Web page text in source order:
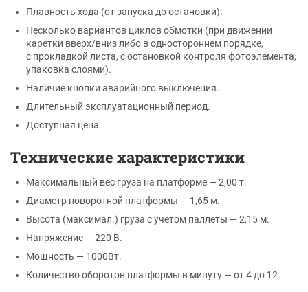
Плавность хода (от запуска до остановки).
Несколько вариантов циклов обмотки (при движении
каретки вверх/вниз либо в одностороннем порядке,
с прокладкой листа, с остановкой контроля фотоэлемента,
упаковка слоями).
Наличие кнопки аварийного выключения.
Длительный эксплуатационный период.
Доступная цена.
Технические характеристики
Максимальный вес груза на платформе — 2,00 т.
Диаметр поворотной платформы — 1,65 м.
Высота (максимал.) груза с учетом паллеты — 2,15 м.
Напряжение — 220 В.
Мощность — 1000Вт.
Количество оборотов платформы в минуту — от 4 до 12.